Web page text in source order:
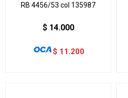
RB 4456/53 col 135987
$ 14.000
$ 11.200